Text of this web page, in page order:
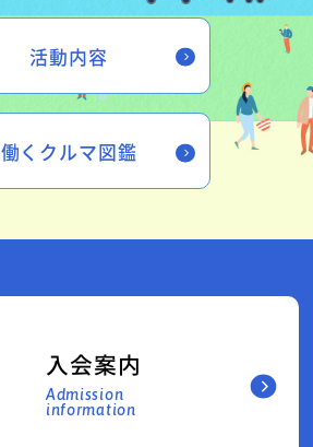
活動内容
働くクルマ図鑑
入会案内
Admission
information